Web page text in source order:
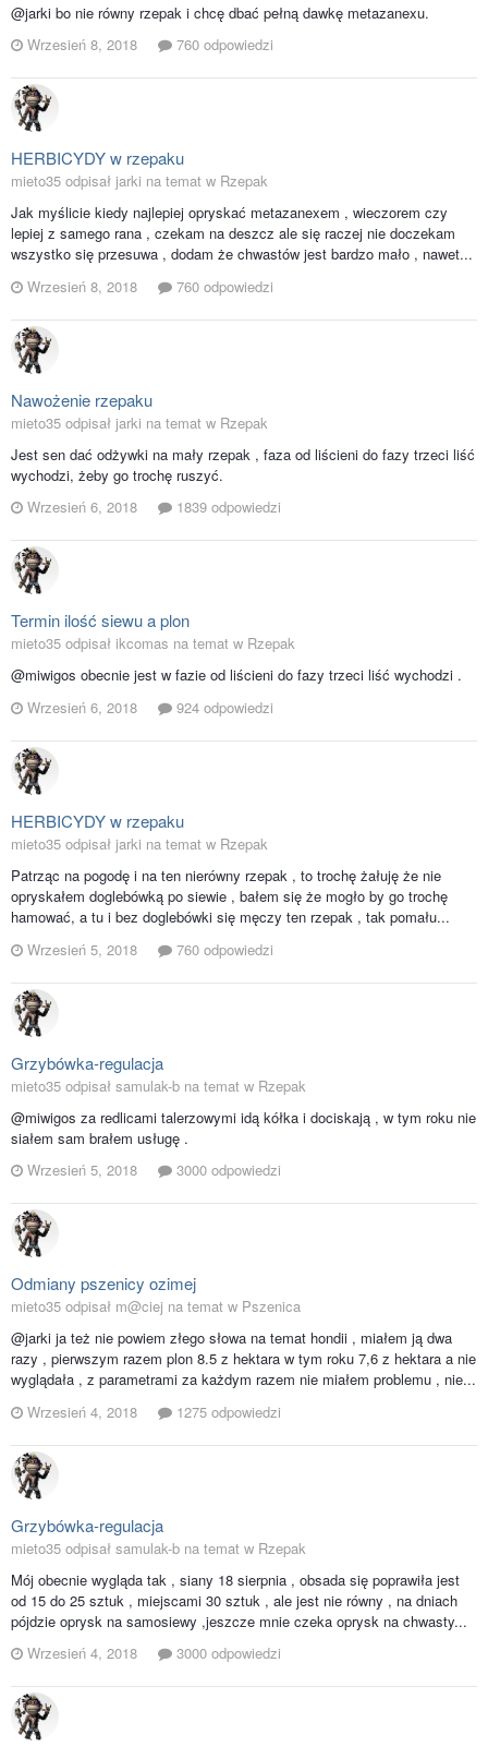
@jarki bo nie równy rzepak i chcę dbać pełną dawkę metazanexu.
Wrzesień 8, 2018
760 odpowiedzi
HERBICYDY w rzepaku
mieto35 odpisał jarki na temat w Rzepak
Jak myślicie kiedy najlepiej opryskać metazanexem , wieczorem czy
lepiej z samego rana , czekam na deszcz ale się raczej nie doczekam
wszystko się przesuwa , dodam że chwastów jest bardzo mało , nawet...
Wrzesień 8, 2018
760 odpowiedzi
Nawożenie rzepaku
mieto35 odpisał jarki na temat w Rzepak
Jest sen dać odżywki na mały rzepak , faza od liścieni do fazy trzeci liść
wychodzi, żeby go trochę ruszyć.
Wrzesień 6, 2018
1839 odpowiedzi
Termin ilość siewu a plon
mieto35 odpisał ikcomas na temat w Rzepak
@miwigos obecnie jest w fazie od liścieni do fazy trzeci liść wychodzi .
Wrzesień 6, 2018
924 odpowiedzi
HERBICYDY w rzepaku
mieto35 odpisał jarki na temat w Rzepak
Patrząc na pogodę i na ten nierówny rzepak , to trochę żałuję że nie
opryskałem doglebówką po siewie , bałem się że mogło by go trochę
hamować, a tu i bez doglebówki się męczy ten rzepak , tak pomału...
Wrzesień 5, 2018
760 odpowiedzi
Grzybówka-regulacja
mieto35 odpisał samulak-b na temat w Rzepak
@miwigos za redlicami talerzowymi idą kółka i dociskają , w tym roku nie
siałem sam brałem usługę .
Wrzesień 5, 2018
3000 odpowiedzi
Odmiany pszenicy ozimej
mieto35 odpisał m@ciej na temat w Pszenica
@jarki ja też nie powiem złego słowa na temat hondii , miałem ją dwa
razy , pierwszym razem plon 8.5 z hektara w tym roku 7,6 z hektara a nie
wyglądała , z parametrami za każdym razem nie miałem problemu , nie...
Wrzesień 4, 2018
1275 odpowiedzi
Grzybówka-regulacja
mieto35 odpisał samulak-b na temat w Rzepak
Mój obecnie wygląda tak , siany 18 sierpnia , obsada się poprawiła jest
od 15 do 25 sztuk , miejscami 30 sztuk , ale jest nie równy , na dniach
pójdzie oprysk na samosiewy ,jeszcze mnie czeka oprysk na chwasty...
Wrzesień 4, 2018
3000 odpowiedzi